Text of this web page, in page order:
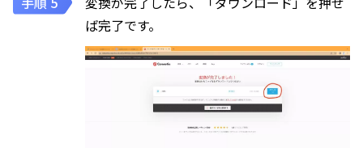
ば完了です。